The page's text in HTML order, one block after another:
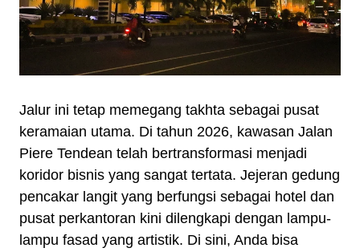
Jalur ini tetap memegang takhta sebagai pusat
keramaian utama. Di tahun 2026, kawasan Jalan
Piere Tendean telah bertransformasi menjadi
koridor bisnis yang sangat tertata. Jejeran gedung
pencakar langit yang berfungsi sebagai hotel dan
pusat perkantoran kini dilengkapi dengan lampu-
lampu fasad yang artistik. Di sini, Anda bisa